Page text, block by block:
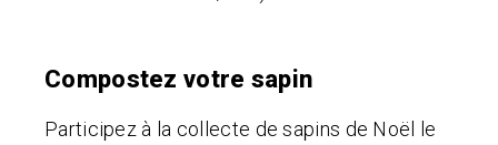
Compostez votre sapin
Participez à la collecte de sapins de Noël le